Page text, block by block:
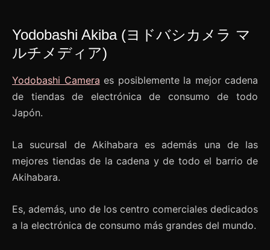
Yodobashi Akiba (ヨドバシカメラ マ
ルチメディア)
Yodobashi Camera es posiblemente la mejor cadena
de tiendas de electrónica de consumo de todo
Japón.
La sucursal de Akihabara es además una de las
mejores tiendas de la cadena y de todo el barrio de
Akihabara.
Es, además, uno de los centro comerciales dedicados
a la electrónica de consumo más grandes del mundo.